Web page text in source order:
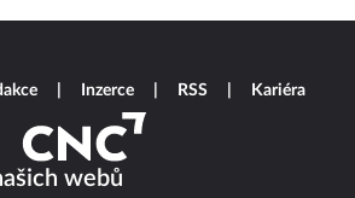
webů
Inzerce RSS Kariéra